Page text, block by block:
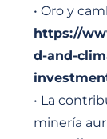
• Oro y
https://
d-and-
• La
minería